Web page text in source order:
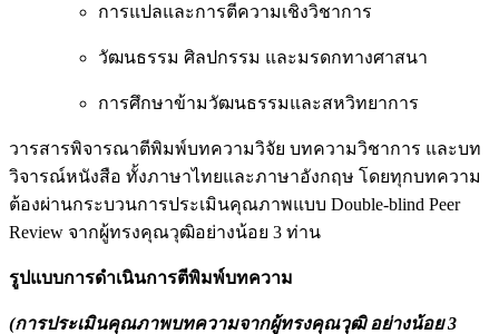
การแปลและการตีความเชิงวิชาการ
วัฒนธรรม ศิลปกรรม และมรดกทางศาสนา
การศึกษาข้ามวัฒนธรรมและสหวิทยาการ
วารสารพิจารณาตีพิมพ์บทความวิจัย บทความวิชาการ และบท
วิจารณ์หนังสือ ทั้งภาษาไทยและภาษาอังกฤษ โดยทุกบทความ
ต้องผ่านกระบวนการประเมินคุณภาพแบบ Double-blind Peer
Review จากผู้ทรงคุณวุฒิอย่างน้อย 3 ท่าน
รูปแบบการดำเนินการตีพิมพ์บทความ
(การประเมินคุณภาพบทความจากผู้ทรงคุณวุฒิ อย่างน้อย 3